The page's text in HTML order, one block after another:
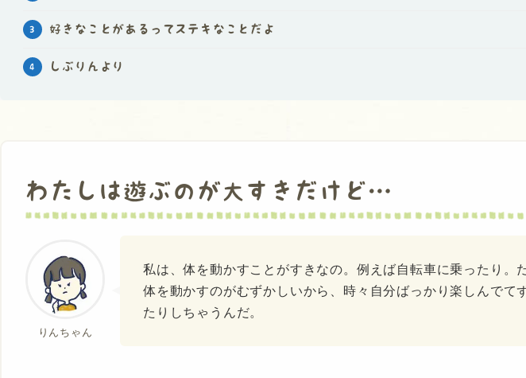
好きなことがあるってステキなことだよ
しぶりんより
わたしは遊ぶのが大すきだけど…
りんちゃん
私は、体を動かすことがすきなの。例えば自転車に乗ったり。
体を動かすのがむずかしいから、時々自分ばっかり楽しんでて
たりしちゃうんだ。